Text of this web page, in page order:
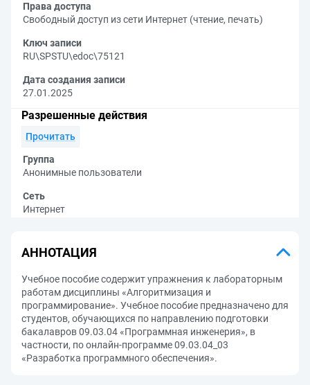
Права доступа
Свободный доступ из сети Интернет (чтение, печать)
Ключ записи
RU\SPSTU\edoc\75121
Дата создания записи
27.01.2025
Разрешенные действия
Прочитать
Группа
Анонимные пользователи
Сеть
Интернет
АННОТАЦИЯ
Учебное пособие содержит упражнения к лабораторным
работам дисциплины «Алгоритмизация и
программирование». Учебное пособие предназначено для
студентов, обучающихся по направлению подготовки
бакалавров 09.03.04 «Программная инженерия», в
частности, по онлайн-программе 09.03.04_03
«Разработка программного обеспечения».